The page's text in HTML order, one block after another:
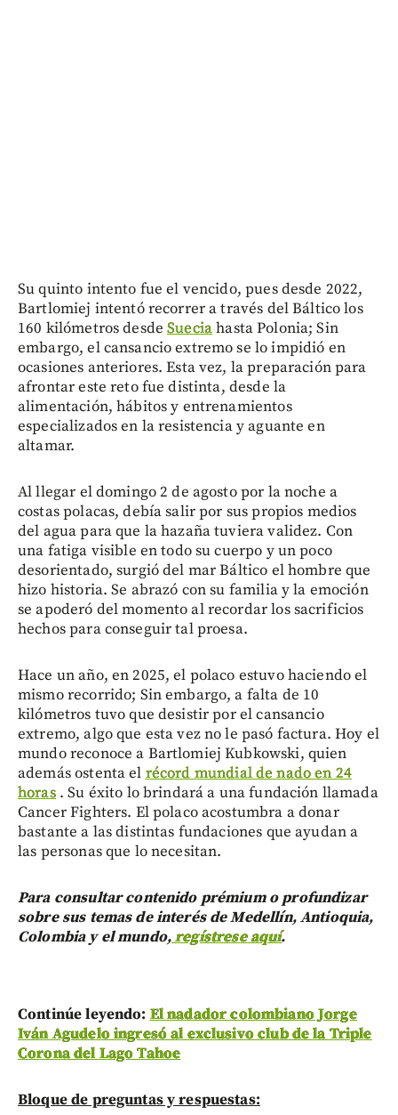
Su quinto intento fue el vencido, pues desde 2022,
Bartlomiej intentó recorrer a través del Báltico los
160 kilómetros desdeSueciahasta Polonia; Sin
embargo, el cansancio extremo se lo impidió en
ocasiones anteriores. Esta vez, la preparación para
afrontar este reto fue distinta, desde la
alimentación, hábitos y entrenamientos
especializados en la resistencia y aguante en
altamar.
Al llegar el domingo 2 de agosto por la noche a
costas polacas, debía salir por sus propios medios
del agua para que la hazaña tuviera validez. Con
una fatiga visible en todo su cuerpo y un poco
desorientado, surgió del mar Báltico el hombre que
hizo historia. Se abrazó con su familia y la emoción
se apoderó del momento al recordar los sacrificios
hechos para conseguir tal proesa.
Hace un año, en 2025, el polaco estuvo haciendo el
mismo recorrido; Sin embargo, a falta de 10
kilómetros tuvo que desistir por el cansancio
extremo, algo que esta vez no le pasó factura. Hoy el
mundo reconoce a Bartlomiej Kubkowski, quien
además ostenta el récord mundial de nado en 24
horas. Su éxito lo brindará a una fundación llamada
Cancer Fighters. El polaco acostumbra a donar
bastante a las distintas fundaciones que ayudan a
las personas que lo necesitan.
Para consultar contenido prémium o profundizar
sobre sus temas de interés de Medellín, Antioquia,
Colombia y el mundo,regístrese aquí.
Continúe leyendo: El nadador colombiano Jorge
Iván Agudelo ingresó al exclusivo club de la Triple
Corona del Lago Tahoe
Bloque de preguntas y respuestas: